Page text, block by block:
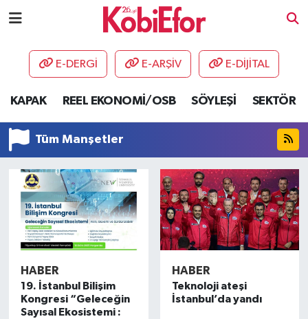
E-DERGİ E-ARŞİV E-DİJİTAL
KAPAK REEL EKONOMİ/OSB SÖYLEŞİ SEKTÖR
Tüm Manşetler
HABER
19. İstanbul Bilişim
Kongresi “Geleceğin
Sayısal Ekosistemi :
HABER
Teknoloji ateşi
İstanbul’da yandı
AKADEMİ
DESTEK-TEŞVİK
ETKİNLİK
GÜNCEL
HABERLER
OSB